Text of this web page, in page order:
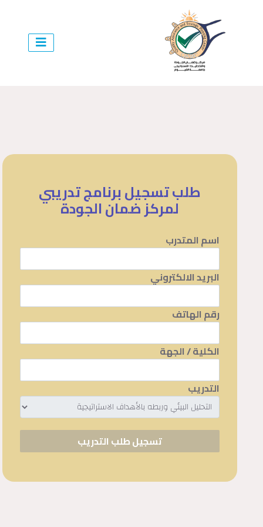
طلب تسجيل برنامج تدريبي
لمركز ضمان الجودة
اسم المتدرب
البريد الالكتروني
رقم الهاتف
الكلية / الجهة
التدريب